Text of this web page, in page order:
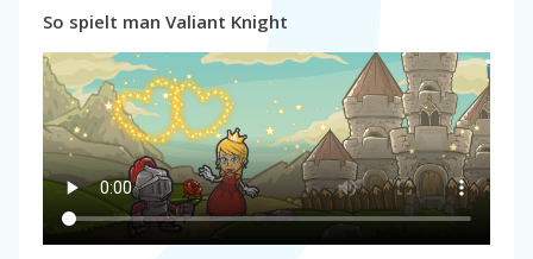
So spielt man Valiant Knight